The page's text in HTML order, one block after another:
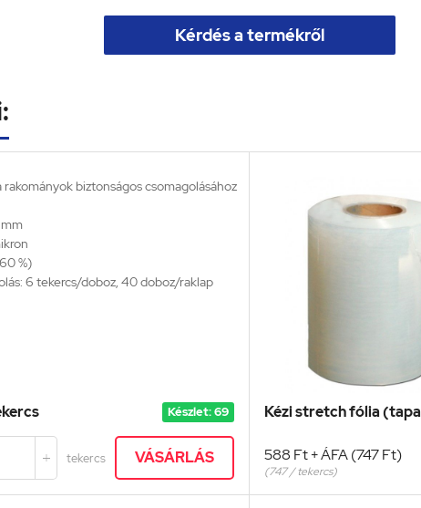
Kérdés a termékről
biztonságos csomagolásához
%)
6 tekercs/doboz, 40 doboz/raklap
Készlet: 69
 tekercs VÁSÁRLÁS
Kézi stretch fólia
588 Ft + ÁFA (747 Ft)
(747 / tekercs)